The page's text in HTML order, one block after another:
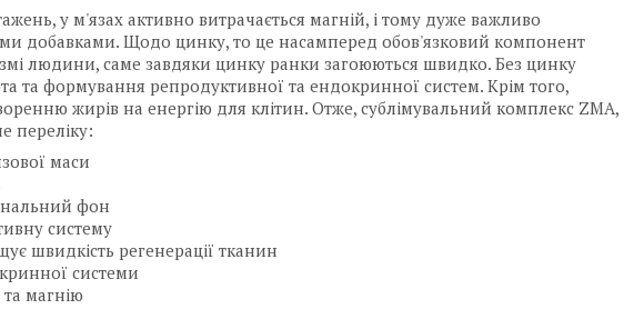
у м'язах активно витрачається магній, і тому дуже важливо
добавками. Щодо цинку, то це насамперед обов'язковий компонент
людини, саме завдяки цинку ранки загоюються швидко. Без цинку
та формування репродуктивної та ендокринної систем. Крім того,
жирів на енергію для клітин. Отже, сублімувальний комплекс ZMA,
переліку:
маси
фон
систему
швидкість регенерації тканин
системи
магнію